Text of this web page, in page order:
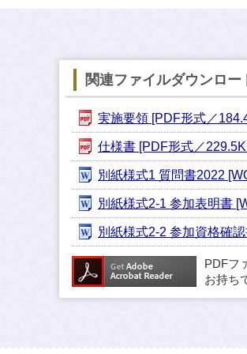
関連ファイルダウンロー
実施要領 [PDF形式／
仕様書 [PDF形式／
別紙様式1 質問書2022
別紙様式2-1 参加表明書
別紙様式2-2 参加資格確
PDFフ
お持ち